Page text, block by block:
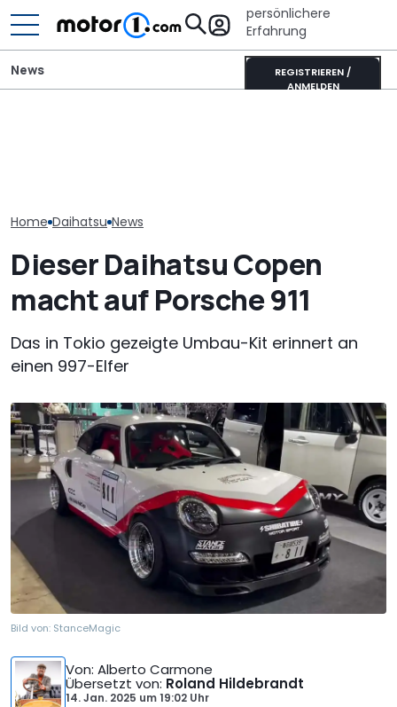
persönlichere
Erfahrung
REGISTRIEREN /
ANMELDEN
News
Home Daihatsu News
Dieser Daihatsu Copen
macht auf Porsche 911
Das in Tokio gezeigte Umbau-Kit erinnert an
einen 997-Elfer
Bild von: StanceMagic
Von: Alberto Carmone
Übersetzt von: Roland Hildebrandt
14. Jan. 2025 um19:02 Uhr